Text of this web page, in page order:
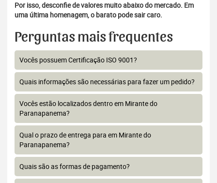
Por isso, desconfie de valores muito abaixo do mercado. Em
uma última homenagem, o barato pode sair caro.
Perguntas mais frequentes
Vocês possuem Certificação ISO 9001?
Quais informações são necessárias para fazer um pedido?
Vocês estão localizados dentro em Mirante do
Paranapanema?
Qual o prazo de entrega para em Mirante do
Paranapanema?
Quais são as formas de pagamento?